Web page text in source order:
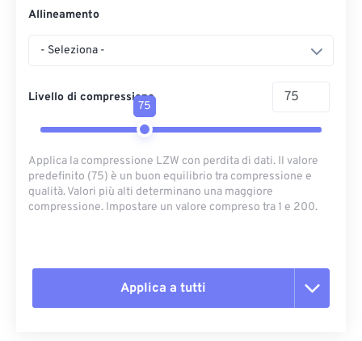
Allineamento
- Seleziona -
Livello di compressione
75
Applica la compressione LZW con perdita di dati. Il valore
predefinito (75) è un buon equilibrio tra compressione e
qualità. Valori più alti determinano una maggiore
compressione. Impostare un valore compreso tra 1 e 200.
Applica a tutti